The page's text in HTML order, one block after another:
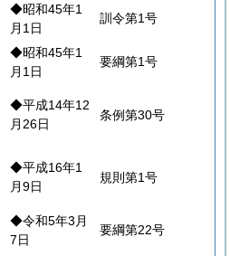
◆昭和45年1
月1日
訓令第1号
◆昭和45年1
月1日
要綱第1号
◆平成14年12
月26日
条例第30号
◆平成16年1
月9日
規則第1号
◆令和5年3月
7日
要綱第22号